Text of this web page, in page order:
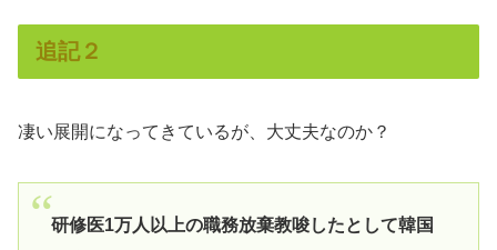
追記２
凄い展開になってきているが、大丈夫なのか？
研修医1万人以上の職務放棄教唆したとして韓国